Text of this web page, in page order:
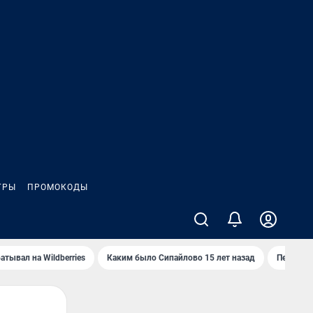
ПРОМОКОДЫ
на Wildberries Каким было Сипайлово 15 лет назад